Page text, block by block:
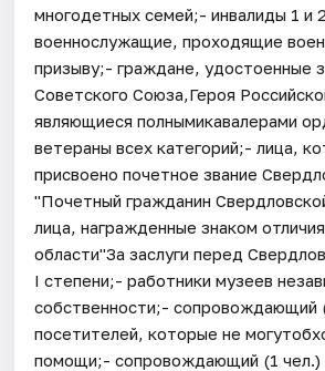
многодетных семей;- инвалиды 1 и
военнослужащие, проходящие
призыву;- граждане, удостоенные
Советского Союза,Героя
являющиеся полнымикавалерами
ветераны всех категорий;- лица,
присвоено почетное звание
"Почетный гражданин
лица, награжденные знаком
области"За заслуги перед
I степени;- работники музеев
собственности;- сопровождающий
посетителей, которые не
помощи;- сопровождающий (1 чел.)